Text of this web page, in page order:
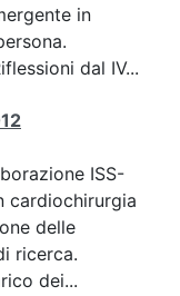
in
dal IV...
ISS-
cardiochirurgia
delle
ricerca.
dei...